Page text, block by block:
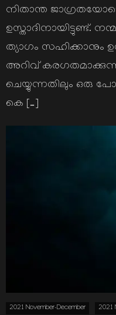
നിതാന്ത
ഉസ്താദിനായിട്ടുണ്ട്.
ത്യാഗം സഹിക്കാനും
അറിവ്
ചെയ്യുന്നതിലും ഒരു
കെ […]
2021 November-December 2021